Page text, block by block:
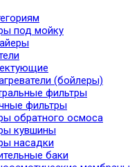
под мойку
(бойлеры)
фильтры
фильтры
обратного осмоса
кувшины
насадки
баки